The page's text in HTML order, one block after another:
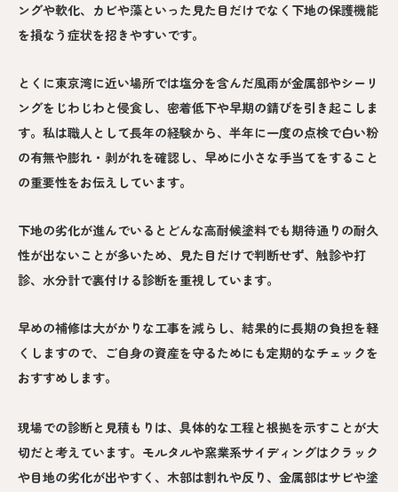
ングや軟化、カビや藻といった見た目だけでなく下地の保護機能
を損なう症状を招きやすいです。
とくに東京湾に近い場所では塩分を含んだ風雨が金属部やシーリ
ングをじわじわと侵食し、密着低下や早期の錆びを引き起こしま
す。私は職人として長年の経験から、半年に一度の点検で白い粉
の有無や膨れ・剥がれを確認し、早めに小さな手当てをすること
の重要性をお伝えしています。
下地の劣化が進んでいるとどんな高耐候塗料でも期待通りの耐久
性が出ないことが多いため、見た目だけで判断せず、触診や打
診、水分計で裏付ける診断を重視しています。
早めの補修は大がかりな工事を減らし、結果的に長期の負担を軽
くしますので、ご自身の資産を守るためにも定期的なチェックを
おすすめします。
現場での診断と見積もりは、具体的な工程と根拠を示すことが大
切だと考えています。モルタルや窯業系サイディングはクラック
や目地の劣化が出やすく、木部は割れや反り、金属部はサビや塗